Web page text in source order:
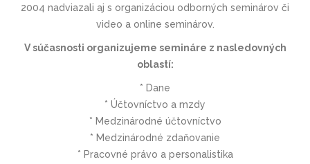
2004 nadviazali aj s organizáciou odborných seminárov či
video a online seminárov.
V súčasnosti organizujeme semináre z nasledovných
oblastí:
* Dane
* Účtovníctvo a mzdy
* Medzinárodné účtovníctvo
* Medzinárodné zdaňovanie
* Pracovné právo a personalistika